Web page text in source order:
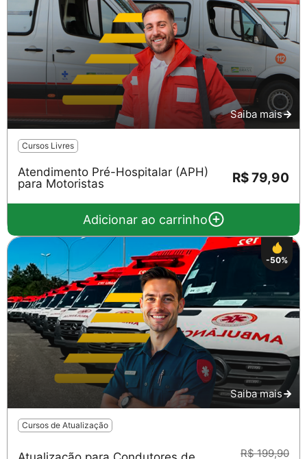
Saiba mais
Cursos Livres
Atendimento Pré-Hospitalar (APH)
para Motoristas
R$ 79,90
Adicionar ao carrinho
-50%
Saiba mais
Cursos de Atualização
R$ 199,90